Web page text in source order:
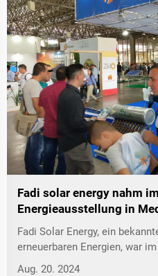
Fadi solar energy nahm
Energieausstellung in
Fadi Solar Energy, ein
erneuerbaren Energien, war
Energieausstellung in
Aug. 20. 2024